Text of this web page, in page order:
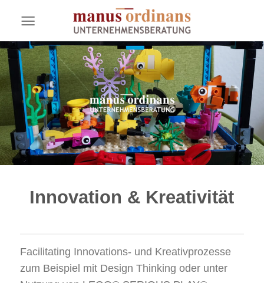
content
Innovation & Kreativität
Facilitating Innovations- und Kreativprozesse
zum Beispiel mit Design Thinking oder unter